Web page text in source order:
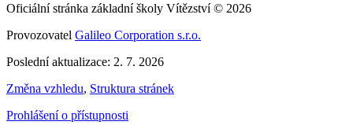
Oficiální stránka základní školy Vítězství © 2026
Provozovatel Galileo Corporation s.r.o.
Poslední aktualizace: 2. 7. 2026
Změna vzhledu, Struktura stránek
Prohlášení o přístupnosti